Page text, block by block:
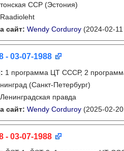
ССР (Эстония)
Raadioleht
сайт: Wendy Corduroy (2024-02-
- 03-07-1988
: 1 программа ЦТ СССР, 2
(Санкт-Петербург)
Ленинградская правда
сайт: Wendy Corduroy (2025-02-
- 03-07-1988